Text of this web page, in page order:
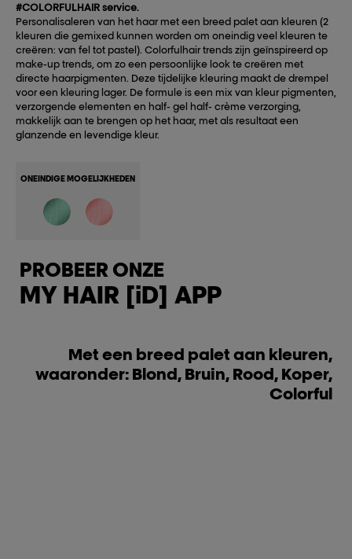
#COLORFULHAIR service.
Personalisaleren van het haar met een breed palet aan kleuren (2
kleuren die gemixed kunnen worden om oneindig veel kleuren te
creëren: van fel tot pastel). Colorfulhair trends zijn geïnspireerd op
make-up trends, om zo een persoonlijke look te creëren met
directe haarpigmenten. Deze tijdelijke kleuring maakt de drempel
voor een kleuring lager. De formule is een mix van kleur pigmenten,
verzorgende elementen en half- gel half- crème verzorging,
makkelijk aan te brengen op het haar, met als resultaat een
glanzende en levendige kleur.
ONEINDIGE MOGELIJKHEDEN
PROBEER ONZE
MY HAIR [iD] APP
Met een breed palet aan kleuren,
waaronder: Blond, Bruin, Rood, Koper,
Colorful